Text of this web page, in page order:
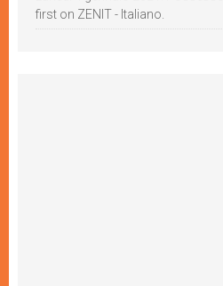
first on ZENIT - Italiano.